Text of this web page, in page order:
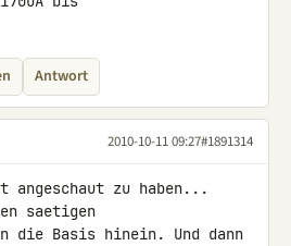
Antwort
2010-10-11 09:27#1891314
angeschaut zu haben...
saetigen
die Basis hinein. Und dann